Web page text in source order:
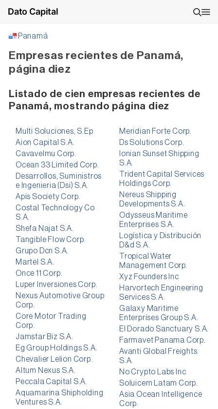
Dato Capital
Panamá
Empresas recientes de Panamá,
página diez
Listado de cien empresas recientes de
Panamá, mostrando página diez
Multi Soluciones, S.Ep
Aion Capital S.A.
Cavavelmu Corp.
Ocean 33 Limited Corp.
Desarrollos, Suministros
e Ingenieria (Dsi) S.A.
Apis Society Corp.
Costal Technology Co
S.A.
Shefa Najat S.A.
Tangible Flow Corp.
Grupo Dcn S.A.
Martel S.A.
Once 11 Corp.
Luper Inversiones Corp.
Nexus Automotive Group
Corp.
Core Motor Trading
Corp.
Jamstar Biz S.A.
Eg Group Holdings S.A.
Chevalier Lelion Corp.
Altum Nexus S.A.
Peccala Capital S.A.
Aquamarina Shipholding
Ventures S.A.
Meridian Forte Corp.
Ds Solutions Corp.
Ionian Sunset Shipping
S.A.
Trident Capital Services
Holdings Corp.
Nereus Shipping
Developments S.A.
Odysseus Maritime
Enterprises S.A.
Logística y Distribución
D&d S.A.
Tropical Water
Management Corp.
Xyz Founders Inc
Harvortech Engineering
Services S.A.
Galaxy Maritime
Enterprises Group S.A.
El Dorado Sanctuary S.A.
Farmavet Panama Corp.
Avanti Global Freights
S.A.
No Crypto Labs Inc
Soluicem Latam Corp.
Asia Ocean Intelligence
Corp.